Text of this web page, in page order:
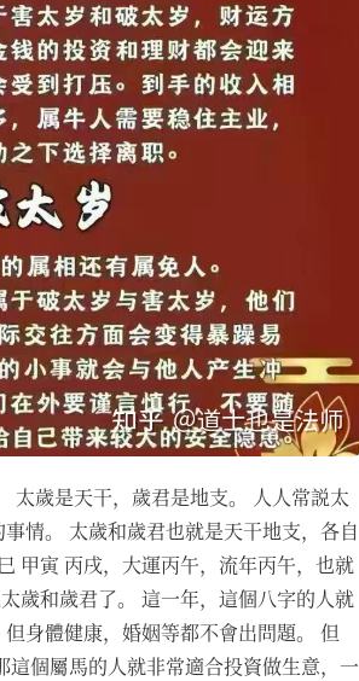
太歲是天干，歲君是地支。 人人常説太
情。 太歲和歲君也就是天干地支，各自
甲寅 丙戌，大運丙午，流年丙午，也就
歲和歲君了。 這一年，這個八字的人就
身體健康，婚姻等都不會出問題。 但
個屬馬的人就非常適合投資做生意，一